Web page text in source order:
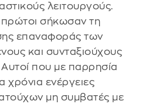
λειτουργούς.
σήκωσαν τη
επαναφοράς των
και συνταξιούχους
που με παρρησία
χρόνια ενέργειες
μη συμβατές με